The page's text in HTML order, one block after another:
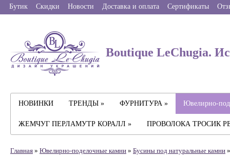
Бутик Скидки Новости Доставка и оплата Сертификаты
Boutique LeChugia.
НОВИНКИ ТРЕНДЫ » ФУРНИТУРА » Ювелирно-
ЖЕМЧУГ ПЕРЛАМУТР КОРАЛЛ » ПРОВОЛОКА ТРОСИК
Главная » Ювелирно-поделочные камни » Бусины под натуральные камни